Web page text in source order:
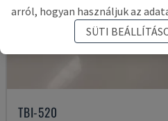
TBI-520
arról, hogyan használjuk az
SÜTI